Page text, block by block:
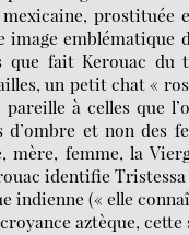
prostituée
image emblématique
que fait Kerouac du
un petit chat «
à celles que
d’ombre et non des
mère, femme, la
identifie
indienne (« elle
aztèque,